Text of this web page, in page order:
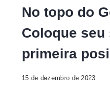
além
do
No topo do
Coloque seu
primeira
15 de dezembro de 2023